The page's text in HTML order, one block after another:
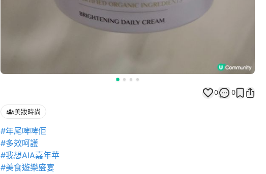
0 0
美妝時尚
#年尾啤啤佢
#多效呵護
#我想AIA嘉年華
#美食遊樂盛宴